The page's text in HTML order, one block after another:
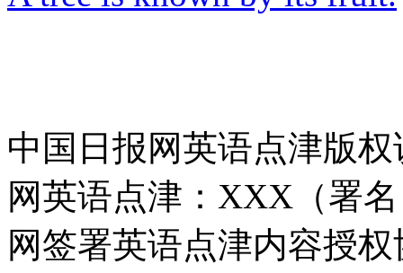
中国日报网英语点津版
网英语点津：XXX（署
网签署英语点津内容授